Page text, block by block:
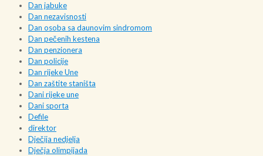
Dan jabuke
Dan nezavisnosti
Dan osoba sa daunovim sindromom
Dan pečenih kestena
Dan penzionera
Dan policije
Dan rijeke Une
Dan zaštite staništa
Dani rijeke une
Dani sporta
Defile
direktor
Dječija nedjelja
Dječja olimpijada